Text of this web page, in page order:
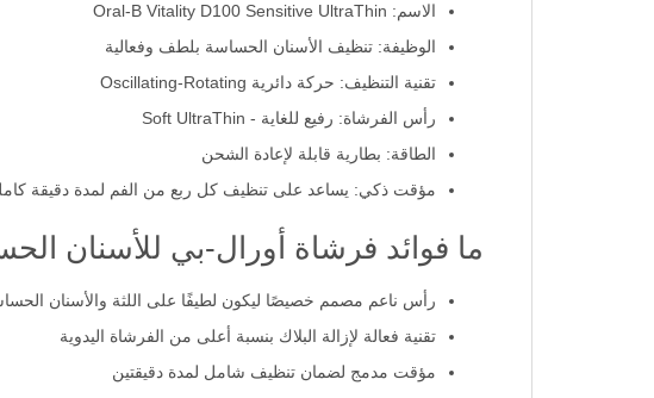
الاسم: Oral-B Vitality D100 Sensitive UltraThin
الوظيفة: تنظيف الأسنان الحساسة بلطف وفعالية
تقنية التنظيف: حركة دائرية Oscillating-Rotating
رأس الفرشاة: رفيع للغاية - Soft UltraThin
الطاقة: بطارية قابلة لإعادة الشحن
مؤقت ذكي: يساعد على تنظيف كل ربع من الفم لمدة دقيقة
ما فوائد فرشاة أورال-بي للأسنان
رأس ناعم مصمم خصيصًا ليكون لطيفًا على اللثة والأسنان
تقنية فعالة لإزالة البلاك بنسبة أعلى من الفرشاة اليدوية
مؤقت مدمج لضمان تنظيف شامل لمدة دقيقتين